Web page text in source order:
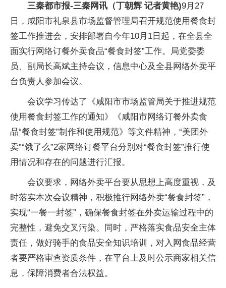
三秦都市报-三秦网讯（丁朝辉 记者黄艳)9月27
日，咸阳市礼泉县市场监督管理局召开规范使用餐食封
签工作推进会，安排部署自今年10月1日起，在全县全
面实行网络订餐外卖食品“餐食封签”工作。局党委委
员、副局长高斌主持会议，信息中心及全县网络外卖平
台负责人参加会议。
会议学习传达了《咸阳市市场监管局关于推进规范
使用餐食封签工作的通知》《咸阳市网络订餐外卖食
品“餐食封签”制作和使用规范》等文件精神，“美团外
卖”“饿了么”2家网络订餐平台分别对“餐食封签”推行使
用情况和存在的问题进行汇报。
会议要求，网络外卖平台要从思想上高度重视，及
时落实本次会议精神，积极推行网络外卖“餐食封签”，
实现“一餐一封签”，确保餐食封签在外卖运输过程中的
完整性，避免交叉污染。同时，严格落实食品安全主体
责任，做好骑手的食品安全知识培训，对入网食品经营
者要严格审查资质条件，在平台上及时公示商家相关信
息，保障消费者合法权益。